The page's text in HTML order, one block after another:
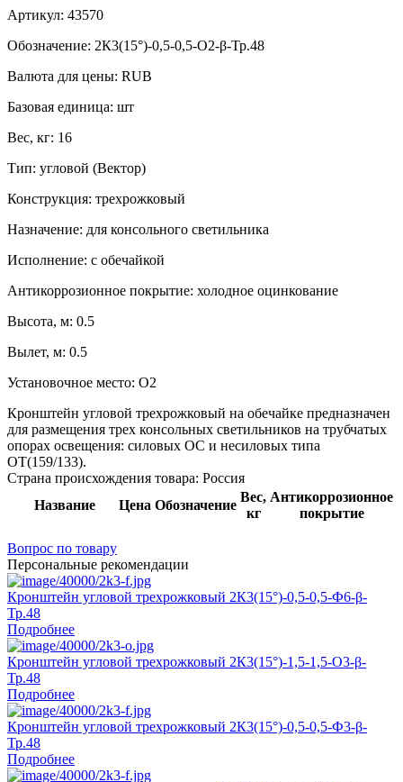
Артикул: 43570
Обозначение: 2К3(15°)-0,5-0,5-О2-β-Тр.48
Валюта для цены: RUB
Базовая единица: шт
Вес, кг: 16
Тип: угловой (Вектор)
Конструкция: трехрожковый
Назначение: для консольного светильника
Исполнение: с обечайкой
Антикоррозионное покрытие: холодное оцинкование
Высота, м: 0.5
Вылет, м: 0.5
Установочное место: О2
Кронштейн угловой трехрожковый на обечайке предназначен
для размещения трех консольных светильников на трубчатых
опорах освещения: силовых ОС и несиловых типа
ОТ(159/133).
Страна происхождения товара: Россия
Название
Цена Обозначение
Вес,
кг
Антикоррозионное
покрытие
Вопрос по товару
Персональные рекомендации
Кронштейн угловой трехрожковый 2К3(15°)-0,5-0,5-Ф6-β-
Тр.48
Подробнее
Кронштейн угловой трехрожковый 2К3(15°)-1,5-1,5-О3-β-
Тр.48
Подробнее
Кронштейн угловой трехрожковый 2К3(15°)-0,5-0,5-Ф3-β-
Тр.48
Подробнее